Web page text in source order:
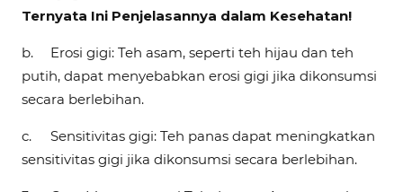
Ternyata Ini Penjelasannya dalam Kesehatan!
b.
Erosi gigi: Teh asam, seperti teh hijau dan teh
putih, dapat menyebabkan erosi gigi jika dikonsumsi
secara berlebihan.
c.
Sensitivitas gigi: Teh panas dapat meningkatkan
sensitivitas gigi jika dikonsumsi secara berlebihan.